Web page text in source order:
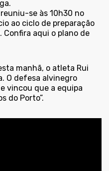
se às 10h30 no
ao ciclo de preparação
Confira aqui o plano de
manhã, o atleta Rui
O defesa alvinegro
vincou que a equipa
do Porto”.